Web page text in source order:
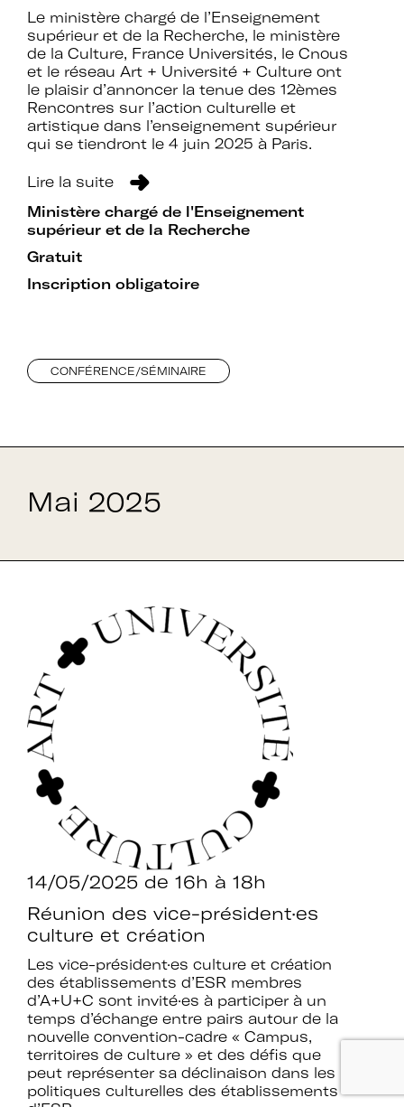
Le ministère chargé de l’Enseignement
supérieur et de la Recherche, le ministère
de la Culture, France Universités, le Cnous
et le réseau Art + Université + Culture ont
le plaisir d’annoncer la tenue des 12èmes
Rencontres sur l’action culturelle et
artistique dans l’enseignement supérieur
qui se tiendront le 4 juin 2025 à Paris.
Lire la suite
Ministère chargé de l'Enseignement
supérieur et de la Recherche
Gratuit
Inscription obligatoire
CONFÉRENCE/SÉMINAIRE
Mai 2025
14/05/2025 de 16h à 18h
Réunion des vice-président·es
culture et création
Les vice-président·es culture et création
des établissements d’ESR membres
d’A+U+C sont invité·es à participer à un
temps d’échange entre pairs autour de la
nouvelle convention-cadre « Campus,
territoires de culture » et des défis que
peut représenter sa déclinaison dans les
politiques culturelles des établissements